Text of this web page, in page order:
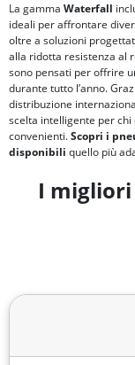
La gamma Waterfall
ideali per affrontare
oltre a soluzioni
alla ridotta resistenza al
sono pensati per offrire
durante tutto l’anno.
distribuzione
scelta intelligente per chi
convenienti.Scopri i
disponibili quello più
I